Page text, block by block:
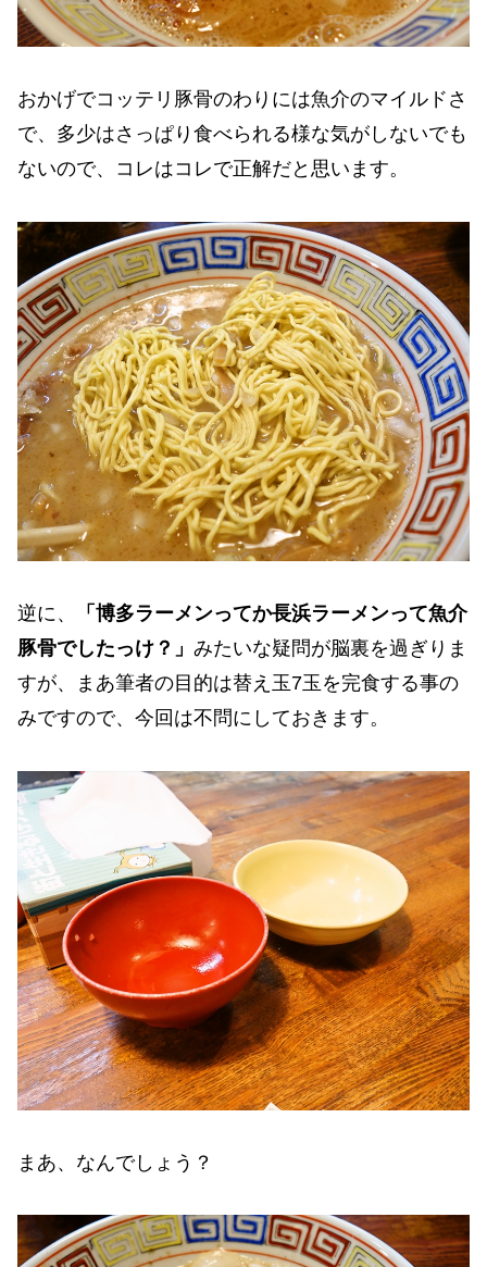
おかげでコッテリ豚骨のわりには魚介のマイルドさ
で、多少はさっぱり食べられる様な気がしないでも
ないので、コレはコレで正解だと思います。
逆に、
「博多ラーメンってか長浜ラーメンって魚介
豚骨でしたっけ？」 みたいな疑問が脳裏を過ぎりま
すが、まあ筆者の目的は替え玉7玉を完食する事の
みですので、今回は不問にしておきます。
まあ、なんでしょう？